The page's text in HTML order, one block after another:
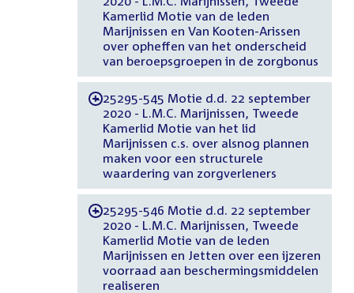
Kamerlid Motie van de leden
Marijnissen en Van Kooten-Arissen
over opheffen van het onderscheid
van beroepsgroepen in de zorgbonus
-25295-545 Motie d.d. 22 september
2020 - L.M.C. Marijnissen, Tweede
Kamerlid Motie van het lid
Marijnissen c.s. over alsnog plannen
maken voor een structurele
waardering van zorgverleners
-25295-546 Motie d.d. 22 september
2020 - L.M.C. Marijnissen, Tweede
Kamerlid Motie van de leden
Marijnissen en Jetten over een ijzeren
voorraad aan beschermingsmiddelen
realiseren